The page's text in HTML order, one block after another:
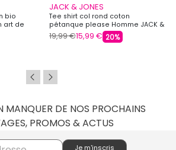
bio
art de
JACK & JONES
Tee shirt col rond coton
pétanque please Homme JACK &
JONES
19,99 €15,99 € 20%
MANQUER DE NOS PROCHAINS
PROMOS & ACTUS